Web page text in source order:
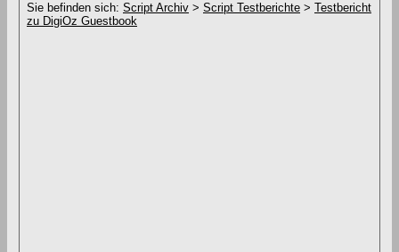
Sie befinden sich: Script Archiv > Script Testberichte > Testbericht
zu DigiOz Guestbook